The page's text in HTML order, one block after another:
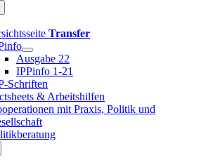
Transfer
Ausgabe 22
IPPinfo 1-21
Schriften
& Arbeitshilfen
mit Praxis, Politik und